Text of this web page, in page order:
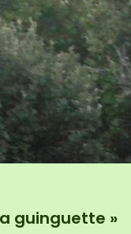
guinguette »